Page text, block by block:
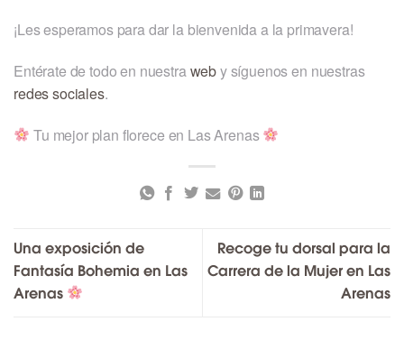
¡Les esperamos para dar la bienvenida a la primavera!
Entérate de todo en nuestraweby síguenos en nuestras
redes sociales.
Tu mejor plan florece en Las Arenas
Una exposición de
Fantasía Bohemia en Las
Arenas
Recoge tu dorsal para la
Carrera de la Mujer en Las
Arenas